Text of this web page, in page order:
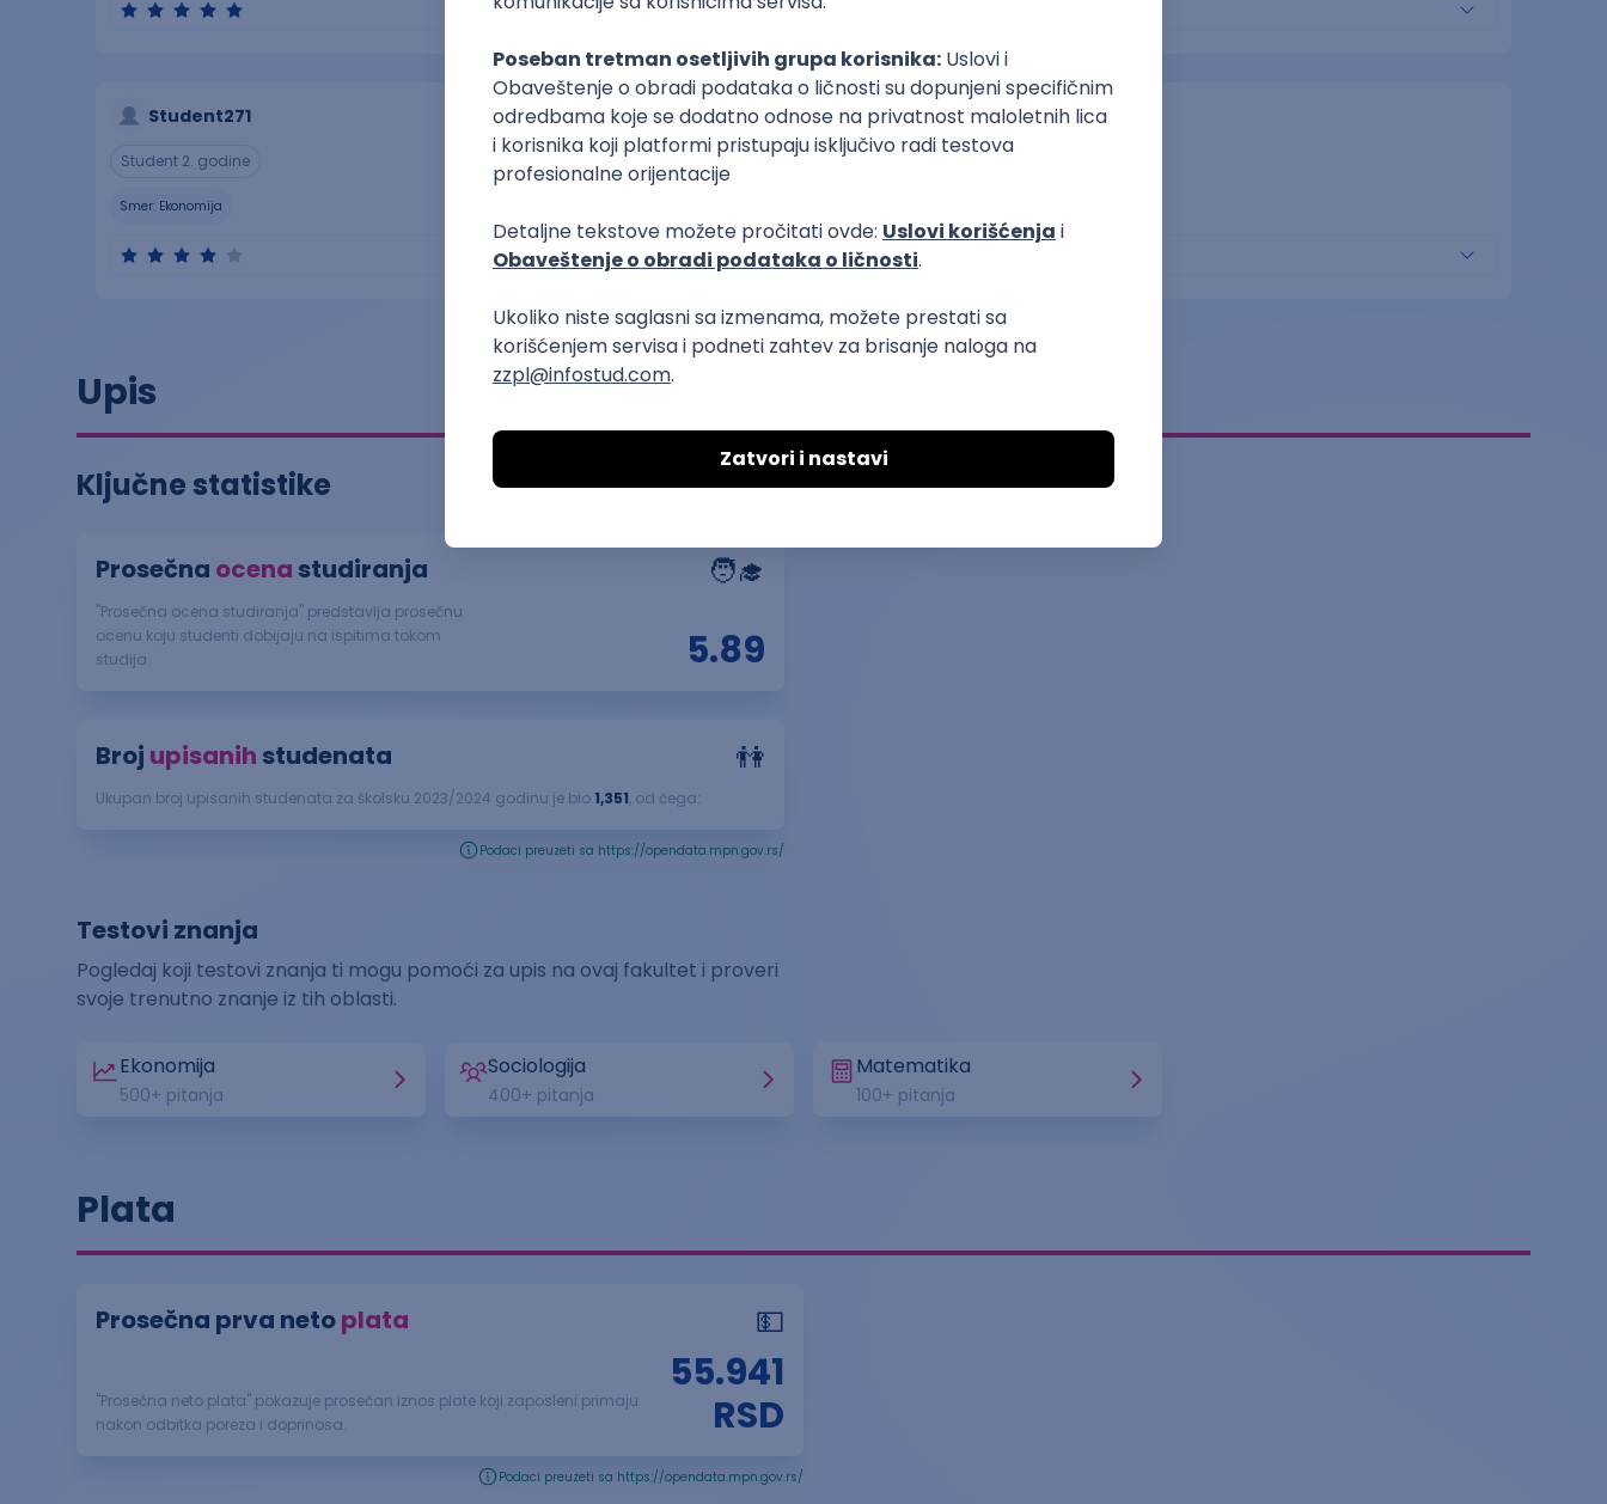
Student271
Student 2. godine
Smer: Ekonomija
Upis
Ključne statistike
Prosečna ocenastudiranja 🧑‍🎓
"Prosečna ocena studiranja" predstavlja prosečnu
ocenu koju studenti dobijaju na ispitima tokom
studija.
5.89
Broj upisanihstudenata 👫
Ukupan broj upisanih studenata za školsku 2023/2024 godinu je bio 1,351, od čega:
Podaci preuzeti sa https://opendata.mpn.gov.rs/
Testovi znanja
Pogledaj koji testovi znanja ti mogu pomoći za upis na ovaj fakultet i proveri
svoje trenutno znanje iz tih oblasti.
Ekonomija
500+ pitanja
Sociologija
400+ pitanja
Matematika
100+ pitanja
Plata
Prosečna prva netoplata 💵
"Prosečna neto plata" pokazuje prosečan iznos plate koji zaposleni primaju
nakon odbitka poreza i doprinosa.
55.941
RSD
Podaci preuzeti sa https://opendata.mpn.gov.rs/